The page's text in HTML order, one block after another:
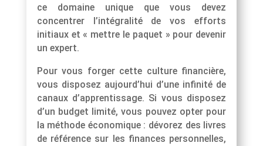
ce domaine unique que vous devez
concentrer l’intégralité de vos efforts
initiaux et « mettre le paquet » pour devenir
un expert.
Pour vous forger cette culture financière,
vous disposez aujourd’hui d’une infinité de
canaux d’apprentissage. Si vous disposez
d’un budget limité, vous pouvez opter pour
la méthode économique : dévorez des livres
de référence sur les finances personnelles,